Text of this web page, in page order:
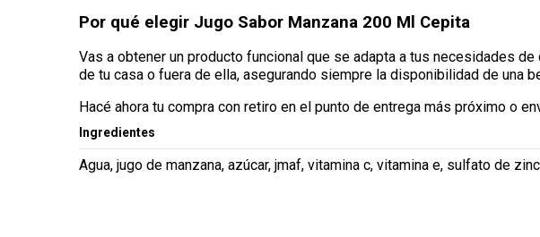
Por qué elegir Jugo Sabor Manzana 200 Ml Cepita
Vas a obtener un producto funcional que se adapta a tus necesidades
de tu casa o fuera de ella, asegurando siempre la disponibilidad de una
Hacé ahora tu compra con retiro en el punto de entrega más próximo o
Ingredientes
Agua, jugo de manzana, azúcar, jmaf, vitamina c, vitamina e, sulfato de